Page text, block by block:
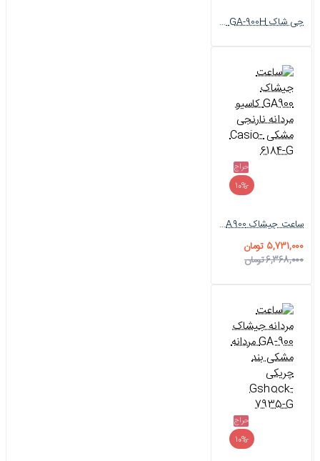
جی شاک GA-900H مردانه مشکی Casio-5880-G
حراج
-10%
ساعت جیشاک GA900 کاسیو مردانه نارنجی مشکی Casio-6184-G
5,731,000 تومان
6,368,000 تومان
حراج
-10%